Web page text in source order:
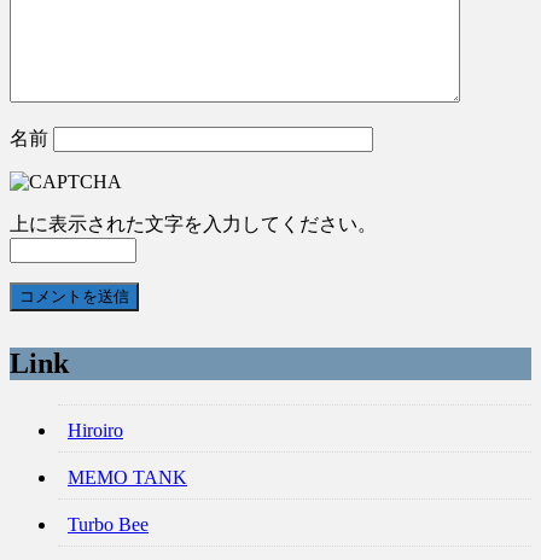
名前
上に表示された文字を入力してください。
Link
Hiroiro
MEMO TANK
Turbo Bee